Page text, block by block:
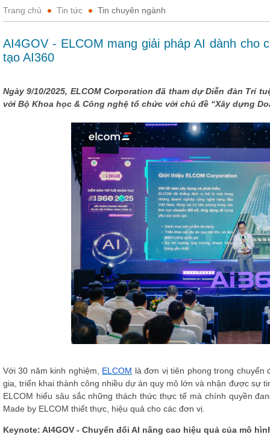
Trang chủ Tin tức Tin chuyên ngành
AI4GOV - ELCOM mang giải pháp AI dành cho
tạo AI360
Ngày 9/10/2025, ELCOM Corporation đã tham dự Diễn đàn Trí
với Bộ Khoa học & Công nghệ tổ chức với chủ đề “Xây dựng
Với 30 năm kinh nghiệm, ELCOM là đơn vị tiên phong trong chuyển
gia, triển khai thành công nhiều dự án quy mô lớn và nhận được sự
ELCOM hiểu sâu sắc những thách thức thực tế mà chính quyền
Made by ELCOM thiết thực, hiệu quả cho các đơn vị.
Keynote: AI4GOV - Chuyển đổi AI nâng cao hiệu quả của mô